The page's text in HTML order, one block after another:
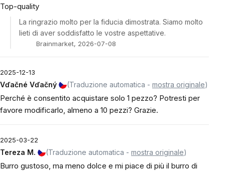
Top-quality
La ringrazio molto per la fiducia dimostrata. Siamo molto
lieti di aver soddisfatto le vostre aspettative.
Brainmarket, 2026-07-08
2025-12-13
Vďačné Vďačný (Traduzione automatica - mostra originale)
Perché è consentito acquistare solo 1 pezzo? Potresti per
favore modificarlo, almeno a 10 pezzi? Grazie.
2025-03-22
Tereza M. (Traduzione automatica - mostra originale)
Burro gustoso, ma meno dolce e mi piace di più il burro di